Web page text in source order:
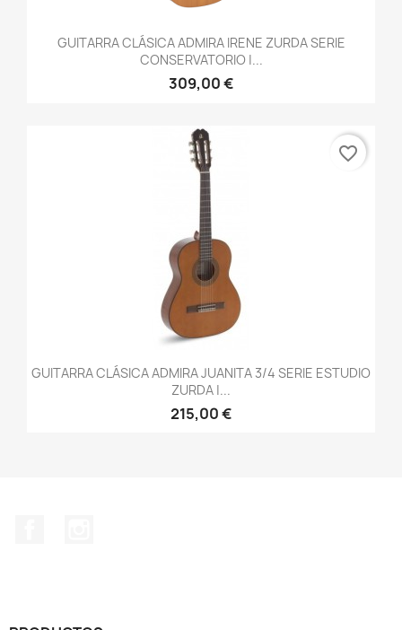
GUITARRA CLÁSICA ADMIRA IRENE ZURDA SERIE
CONSERVATORIO |...
309,00 €
GUITARRA CLÁSICA ADMIRA JUANITA 3/4 SERIE ESTUDIO
ZURDA |...
215,00 €
favorite_border